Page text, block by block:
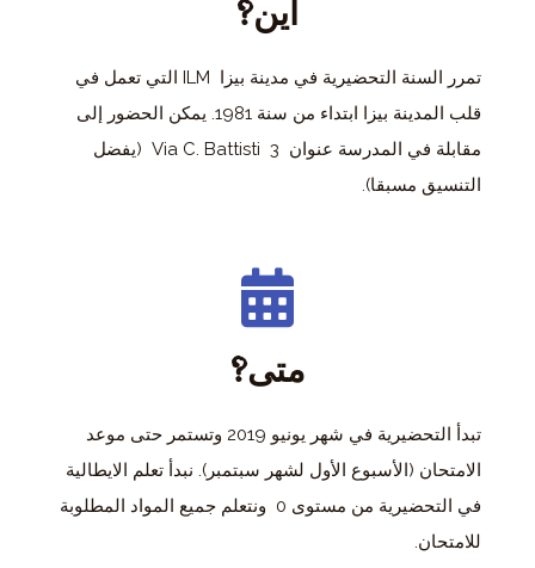
أين?
تمرر السنة التحضيرية في مدينة بيزا ILM التي تعمل في
قلب المدينة بيزا ابتداء من سنة 1981. يمكن الحضور إلى
مقابلة في المدرسة عنوان 3 Via C. Battisti (يفضل
التنسيق مسبقا).
متى?
تبدأ التحضيرية في شهر يونيو 2019 وتستمر حتى موعد
الامتحان (الأسبوع الأول لشهر سبتمبر). نبدأ تعلم الايطالية
في التحضيرية من مستوى 0 ونتعلم جميع المواد المطلوبة
للامتحان.